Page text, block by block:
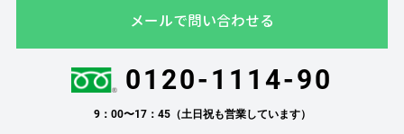
メールで問い合わせる
0120-1114-90
9：00〜17：45（土日祝も営業しています）